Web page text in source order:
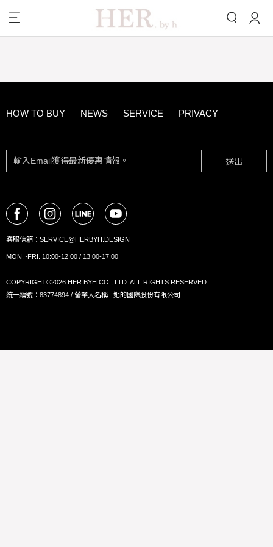
HOW TO BUY NEWS SERVICE PRIVACY
送出
客服信箱： SERVICE@HERBYH.DESIGN
MON.~FRI. 10:00-12:00 / 13:00-17:00
COPYRIGHT©2026 HER BYH CO., LTD. ALL RIGHTS RESERVED.
統一編號：83774894 / 營業人名稱 : 她的國際股份有限公司